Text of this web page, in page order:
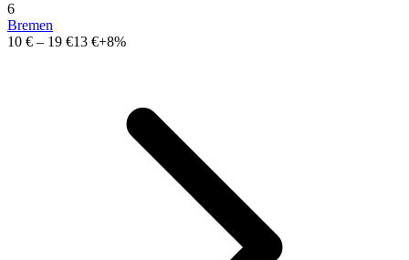
6
Bremen
10 € – 19 €13 €+8%